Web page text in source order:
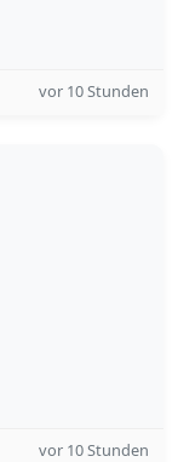
vor 10 Stunden
vor 10 Stunden